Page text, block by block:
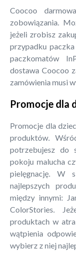
Coocoo
zobowiązania.
jeżeli zrobisz
przypadku
paczkomatów
dostawa Coocoo
zamówienia musi
Promocje dla
Promocje dla
produktów.
potrzebujesz do
pokoju malucha
pielęgnację. W
najlepszych
między innymi:
ColorStories.
produktach w
wątpienia
wybierz z niej